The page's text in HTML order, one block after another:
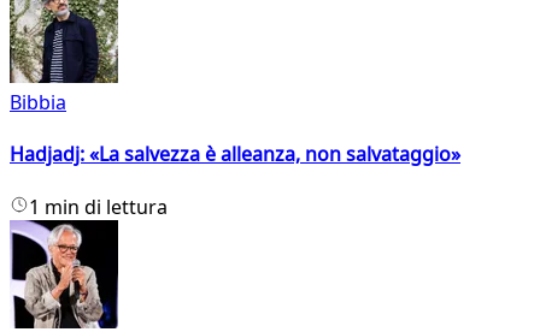
Bibbia
Hadjadj: «La salvezza è alleanza, non salvataggio»
1 min di lettura